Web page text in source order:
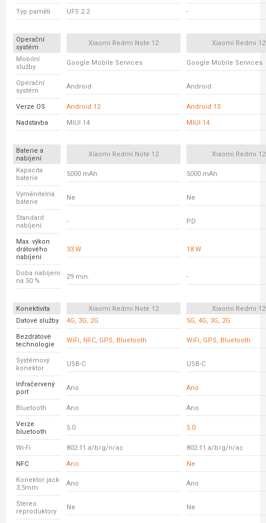
Typ paměti UFS 2.2 -
Operační
systém
Xiaomi Redmi Note 12 Xiaomi Redmi 12
Mobilní
služby
Google Mobile Services Google Mobile Services
Operační
systém
Android Android
Verze OS Android 12 Android 13
Nadstavba MIUI 14 MIUI 14
Baterie a
nabíjení
Xiaomi Redmi Note 12 Xiaomi Redmi 12
Kapacita
baterie
5000 mAh 5000 mAh
Vyměnitelná
baterie
Ne Ne
Standard
nabíjení
- PD
Max. výkon
drátového
nabíjení
33 W 18 W
Doba nabíjení
na 50 %
29 min. -
Konektivita Xiaomi Redmi Note 12
Xiaomi Redmi 12
Datové služby
4G, 3G, 2G 5G, 4G, 3G, 2G
Bezdrátové
technologie
WiFi, NFC, GPS, Bluetooth WiFi, GPS, Bluetooth
Systémový
konektor
USB-C USB-C
Infračervený
port
Ano Ano
Bluetooth Ano Ano
Verze
bluetooth
5.0 5.0
Wi-Fi 802.11 a/b/g/n/ac 802.11 a/b/g/n/ac
NFC Ano Ne
Konektor jack
3,5mm
Ano Ano
Stereo
reproduktory
Ne Ne